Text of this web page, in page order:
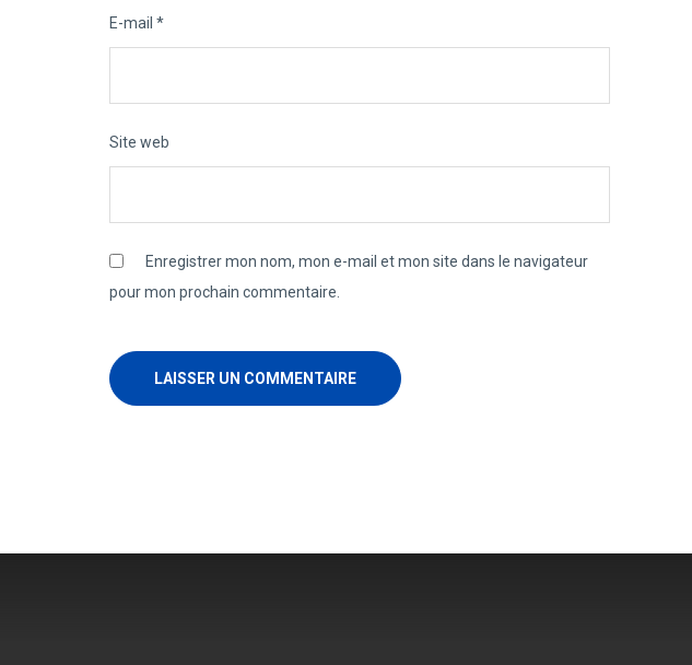
E-mail *
Site web
Enregistrer mon nom, mon e-mail et mon site dans le navigateur
pour mon prochain commentaire.